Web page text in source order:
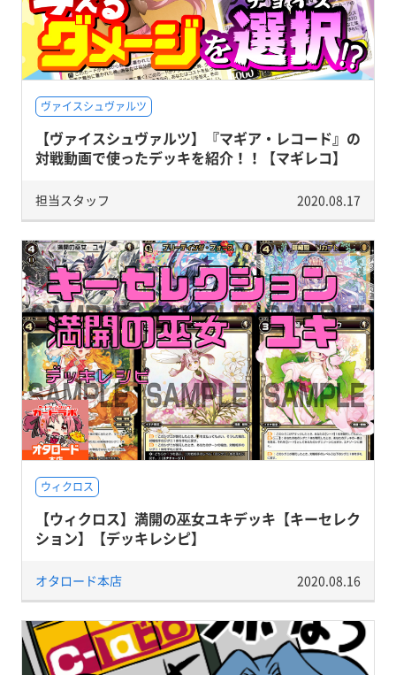
ヴァイスシュヴァルツ
【ヴァイスシュヴァルツ】『マギア・レコード』の
対戦動画で使ったデッキを紹介！！【マギレコ】
担当スタッフ 2020.08.17
ウィクロス
【ウィクロス】満開の巫女ユキデッキ【キーセレク
ション】【デッキレシピ】
オタロード本店 2020.08.16